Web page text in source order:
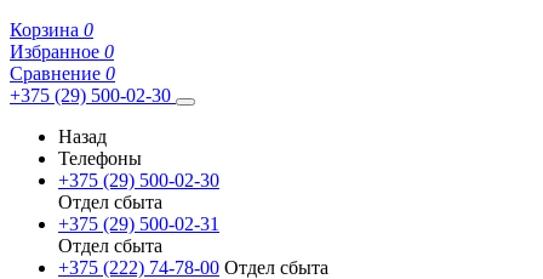
Корзина 0
Избранное 0
Сравнение 0
+375 (29) 500-02-30
Назад
Телефоны
+375 (29) 500-02-30
Отдел сбыта
+375 (29) 500-02-31
Отдел сбыта
+375 (222) 74-78-00 Отдел сбыта